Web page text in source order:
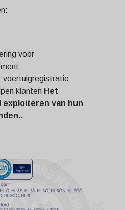
voor
voertuigregistratie
klanten Het
van hun
.